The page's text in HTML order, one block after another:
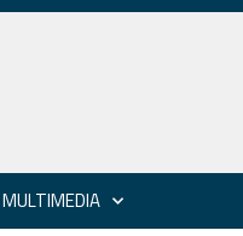
MULTIMEDIA